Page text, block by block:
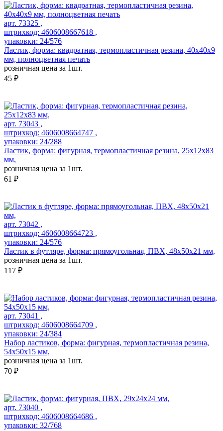
арт. 73325 ,
штрихкод: 4606008667618 ,
упаковки: 24/576
Ластик, форма: квадратная, термопластичная резина, 40х40х9
мм, полноцветная печать
розничная цена за 1шт.
45 ₽
арт. 73043 ,
штрихкод: 4606008664747 ,
упаковки: 24/288
Ластик, форма: фигурная, термопластичная резина, 25х12х83
мм,
розничная цена за 1шт.
61 ₽
арт. 73042 ,
штрихкод: 4606008664723 ,
упаковки: 24/576
Ластик в футляре, форма: прямоугольная, ПВХ, 48х50х21 мм,
розничная цена за 1шт.
117 ₽
арт. 73041 ,
штрихкод: 4606008664709 ,
упаковки: 24/384
Набор ластиков, форма: фигурная, термопластичная резина,
54x50x15 мм,
розничная цена за 1шт.
70 ₽
арт. 73040 ,
штрихкод: 4606008664686 ,
упаковки: 32/768